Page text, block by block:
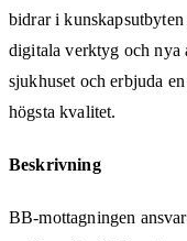
bidrar i
digitala verktyg och nya
sjukhuset och erbjuda
högsta kvalitet.
Beskrivning
BB-mottagningen